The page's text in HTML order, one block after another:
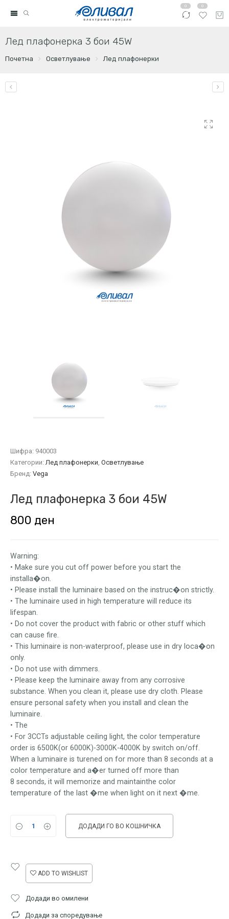
0 0
Лед плафонерка 3 бои 45W
Почетна Осветлување Лед плафонерки
Шифра: 940003
Категории: Лед плафонерки Осветлување
Бренд: Vega
Лед плафонерка 3 бои 45W
800 ден
Warning:
• Make sure you cut off power before you start the
installa�on.
• Please install the luminaire based on the instruc�on strictly.
• The luminaire used in high temperature will reduce its
lifespan.
• Do not cover the product with fabric or other stuff which
can cause fire.
• This luminaire is non-waterproof, please use in dry loca�on
only.
• Do not use with dimmers.
• Please keep the luminaire away from any corrosive
substance. When you clean it, please use dry cloth. Please
ensure personal safety when you install and clean the
luminaire.
• The
• For 3CCTs adjustable ceiling light, the color temperature
order is 6500K(or 6000K)-3000K-4000K by switch on/off.
When a luminaire is turened on for more than 8 seconds at a
color temperature and a�er turned off more than
8 seconds, it will memorize and maintainthe color
temperature of the last �me when light on it next �me.
ДОДАДИ ГО ВО КОШНИЧКА
ADD TO WISHLIST
Додади во омилени
Додади за споредување